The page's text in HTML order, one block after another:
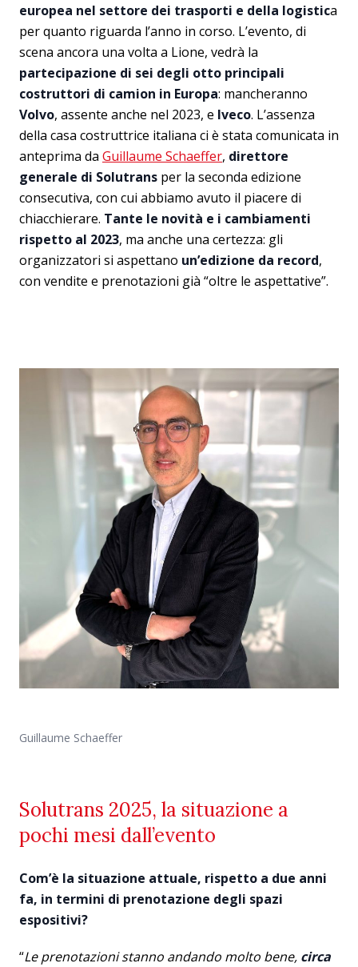
europea nel settore dei trasporti e della logistica
per quanto riguarda l’anno in corso. L’evento, di
scena ancora una volta a Lione, vedrà la
partecipazione di sei degli otto principali
costruttori di camion in Europa: mancheranno
Volvo, assente anche nel 2023, e Iveco. L’assenza
della casa costruttrice italiana ci è stata comunicata in
anteprima da Guillaume Schaeffer, direttore
generale di Solutrans per la seconda edizione
consecutiva, con cui abbiamo avuto il piacere di
chiacchierare. Tante le novità e i cambiamenti
rispetto al 2023, ma anche una certezza: gli
organizzatori si aspettano un’edizione da record,
con vendite e prenotazioni già “oltre le aspettative”.
Guillaume Schaeffer
Solutrans 2025, la situazione a
pochi mesi dall’evento
Com’è la situazione attuale, rispetto a due anni
fa, in termini di prenotazione degli spazi
espositivi?
“Le prenotazioni stanno andando molto bene, circa